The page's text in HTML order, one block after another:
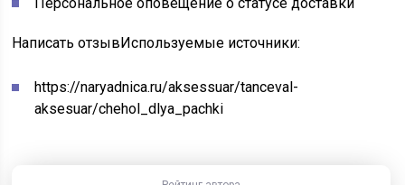
Написать отзывИспользуемые источники:
https://naryadnica.ru/aksessuar/tanceval-
aksesuar/chehol_dlya_pachki